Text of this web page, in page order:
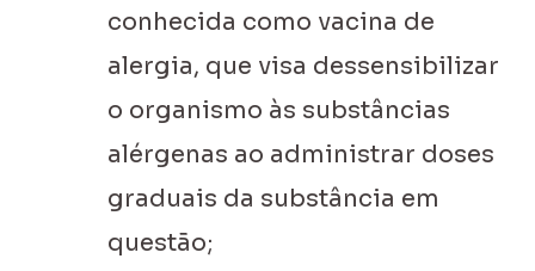
conhecida como vacina de
alergia, que visa dessensibilizar
o organismo às substâncias
alérgenas ao administrar doses
graduais da substância em
questão;